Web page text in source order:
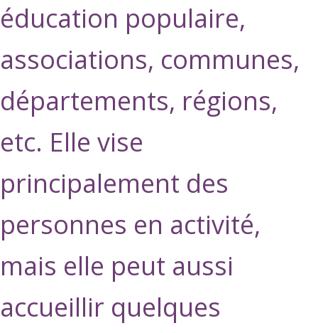
éducation populaire,
associations, communes,
départements, régions,
etc. Elle vise
principalement des
personnes en activité,
mais elle peut aussi
accueillir quelques